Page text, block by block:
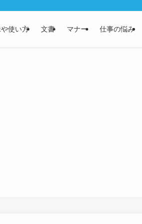
使い方 文書 マナー 仕事の悩み